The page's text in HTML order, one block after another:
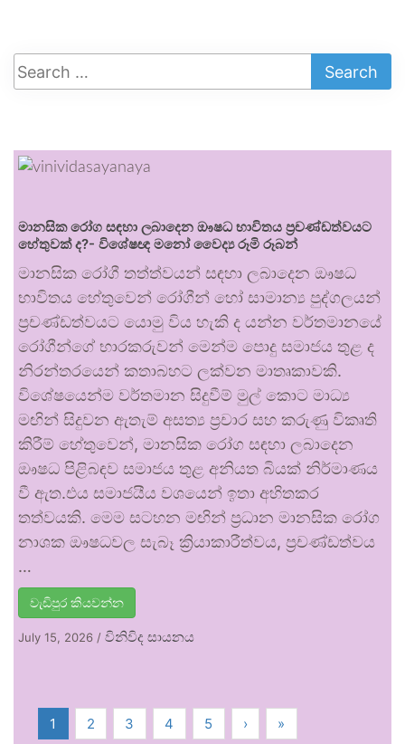
මානසික රෝග සඳහා ලබාදෙන ඖෂධ භාවිතය ප්‍රචණ්ඩත්වයට
හේතුවක් ද?- විශේෂඥ මනෝ වෛද්‍ය රූමි රූබන්
මානසික රෝගී තත්ත්වයන් සඳහා ලබාදෙන ඖෂධ
භාවිතය හේතුවෙන් රෝගීන් හෝ සාමාන්‍ය පුද්ගලයන්
ප්‍රචණ්ඩත්වයට යොමු විය හැකි ද යන්න වර්තමානයේ
රෝගීන්ගේ භාරකරුවන් මෙන්ම පොදු සමාජය තුළ ද
නිරන්තරයෙන් කතාබහට ලක්වන මාතෘකාවකි.
විශේෂයෙන්ම වර්තමාන සිදුවීම් මුල් කොට මාධ්‍ය
මඟින් සිදුවන ඇතැම් අසත්‍ය ප්‍රචාර සහ කරුණු විකෘති
කිරීම් හේතුවෙන්, මානසික රෝග සඳහා ලබාදෙන
ඖෂධ පිළිබඳව සමාජය තුළ අනියත බියක් නිර්මාණය
වී ඇත.එය සමාජයීය වශයෙන් ඉතා අහිතකර
තත්වයකි. මෙම සටහන මඟින් ප්‍රධාන මානසික රෝග
නාශක ඖෂධවල සැබෑ ක්‍රියාකාරීත්වය, ප්‍රචණ්ඩත්වය
…
වැඩිපුර කියවන්න
July 15, 2026 / විනිවිද සායනය
1 2 3 4 5 › »